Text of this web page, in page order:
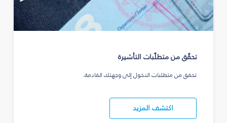
تحقّق من متطلّبات التأشيرة
تحقق من متطلبات الدخول إلى وجهتك القادمة.
اكتشف المزيد